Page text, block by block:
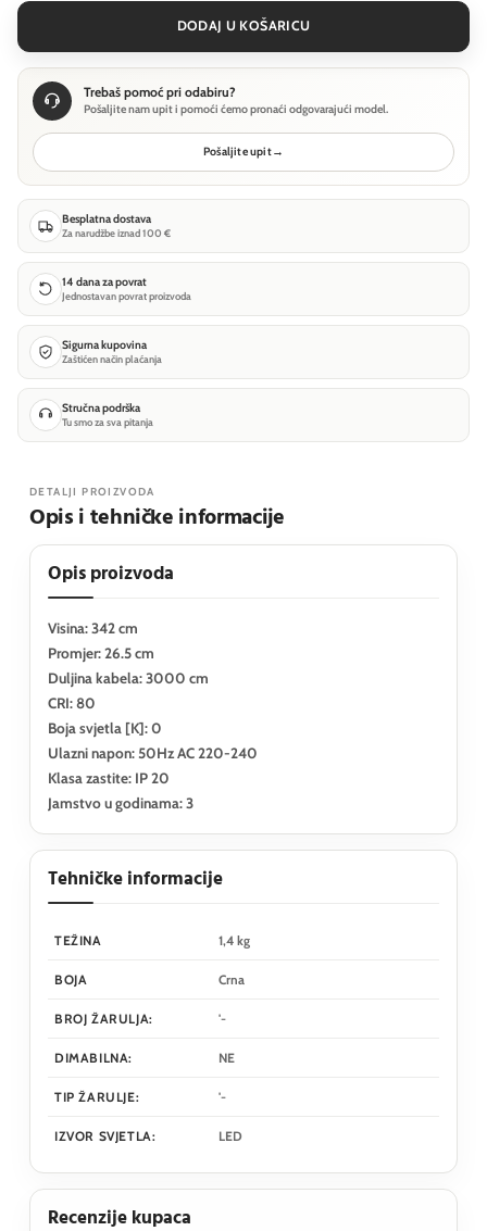
DODAJ U KOŠARICU
Trebaš pomoć pri odabiru?
Pošaljite nam upit i pomoći ćemo pronaći odgovarajući model.
Pošaljite upit→
Besplatna dostava
Za narudžbe iznad 100 €
14 dana za povrat
Jednostavan povrat proizvoda
Sigurna kupovina
Zaštićen način plaćanja
Stručna podrška
Tu smo za sva pitanja
DETALJI PROIZVODA
Opis i tehničke informacije
Opis proizvoda
Visina: 342 cm
Promjer: 26.5 cm
Duljina kabela: 3000 cm
CRI: 80
Boja svjetla [K]: 0
Ulazni napon: 50Hz AC 220-240
Klasa zastite: IP 20
Jamstvo u godinama: 3
Tehničke informacije
TEŽINA 1,4 kg
BOJA Crna
BROJ ŽARULJA: '-
DIMABILNA: NE
TIP ŽARULJE: '-
IZVOR SVJETLA: LED
Recenzije kupaca